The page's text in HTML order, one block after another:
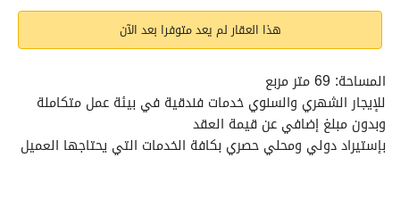
هذا العقار لم يعد متوفرا بعد الآن
المساحة: 69 متر مربع
وبدون مبلغ إضافي عن قيمة العقد
بإستيراد دولي ومحلي حصري بكافة الخدمات التي يحتاجها العميل